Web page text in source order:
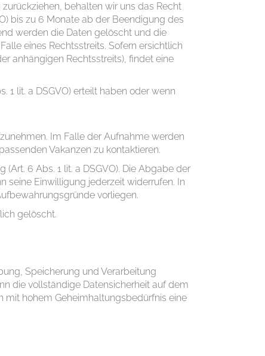
behalten wir uns das Recht
bis zu 6 Monate ab der Beendigung des
werden die Daten gelöscht und die
eines Rechtsstreits. Sofern ersichtlich
anhängigen Rechtsstreits), findet eine
1 lit. a DSGVO) erteilt haben oder wenn
Im Falle der Aufnahme werden
Vakanzen zu kontaktieren.
6 Abs. 1 lit. a DSGVO). Die Abgabe der
seine Einwilligung jederzeit widerrufen. In
vorliegen.
gelöscht.
Speicherung und Verarbeitung
die vollständige Datensicherheit auf dem
mit hohem Geheimhaltungsbedürfnis eine